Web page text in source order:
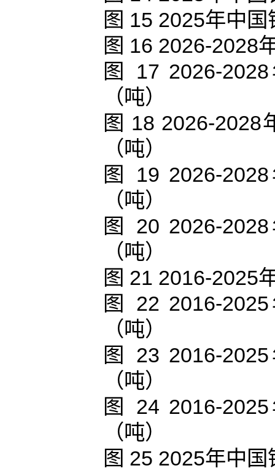
图 15 2025年中
图 16 2026-2028
图 17 2026-
（吨）
图 18 2026-2028
（吨）
图 19 2026-
（吨）
图 20 2026-
（吨）
图 21 2016-2025
图 22 2016-
（吨）
图 23 2016-
（吨）
图 24 2016-
（吨）
图 25 2025年中